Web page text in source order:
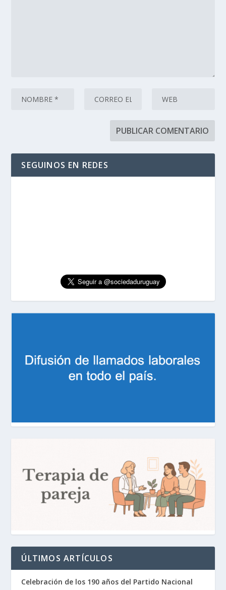
SEGUINOS EN REDES
ÚLTIMOS ARTÍCULOS
Celebración de los 190 años del Partido Nacional